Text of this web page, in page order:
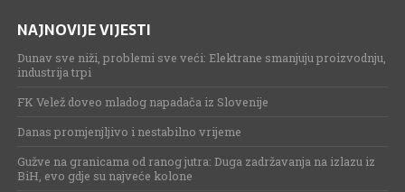
NAJNOVIJE VIJESTI
Dunav sve niži, problemi sve veći: Elektrane smanjuju proizvodnju,
industrija trpi
FK Velež doveo mladog napadača iz Slovenije
Danas promjenjljivo i nestabilno vrijeme
Gužve na granicama od ranog jutra: Duga zadržavanja na izlazu iz
BiH, evo gdje su najveće kolone